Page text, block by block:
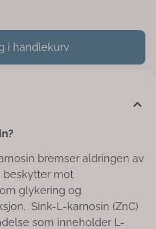
i handlekurv
bremser aldringen av
beskytter mot
glykering og
Sink-L-karnosin (ZnC)
som inneholder L-